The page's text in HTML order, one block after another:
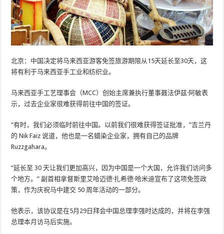
北京：中国决定将马来西亚游客免签旅游期限从15天延长至30天，这
将有利于马来西亚手工业和纺织业。
马来西亚手工艺理事会（MCC）创始主席兼执行董事聂法伊兹·阿敏表
示，过去企业家很难获得前往中国的签证。
“有时，我们必须临时前往中国。以前我们很难获得签证批准，”吉兰丹
的 Nik Faiz 说道，他也是一名蜡染企业家，拥有自己的品牌
Ruzzgahara。
“延长至 30 天让我们更加高兴，因为中国是一个大国，允许我们访问多
个地方。” 副首相拿督斯里艾哈迈德·扎希德·哈米迪宣布了这项免签政
策，作为庆祝马中建交 50 周年活动的一部分。
他表示，该协议是在5月29日拜会中国总理李强时达成的，并将在李强
总理本月访马后实施。